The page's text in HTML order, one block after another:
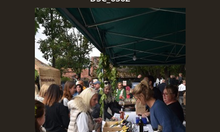
JAK VYPADÁME
FOTOALBUM
CO HRAJEME